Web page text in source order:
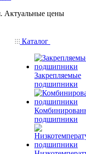
Актуальные цены
Каталог
Закрепляемые
подшипники
подшипники